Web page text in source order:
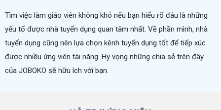
Tìm việc làm giáo viên không khó nếu bạn hiểu rõ đâu là những
yếu tố được nhà tuyển dụng quan tâm nhất. Về phần mình, nhà
tuyển dụng cũng nên lựa chọn kênh tuyển dụng tốt để tiếp xúc
được nhiều ứng viên tài năng. Hy vọng những chia sẻ trên đây
của JOBOKO sẽ hữu ích với bạn.